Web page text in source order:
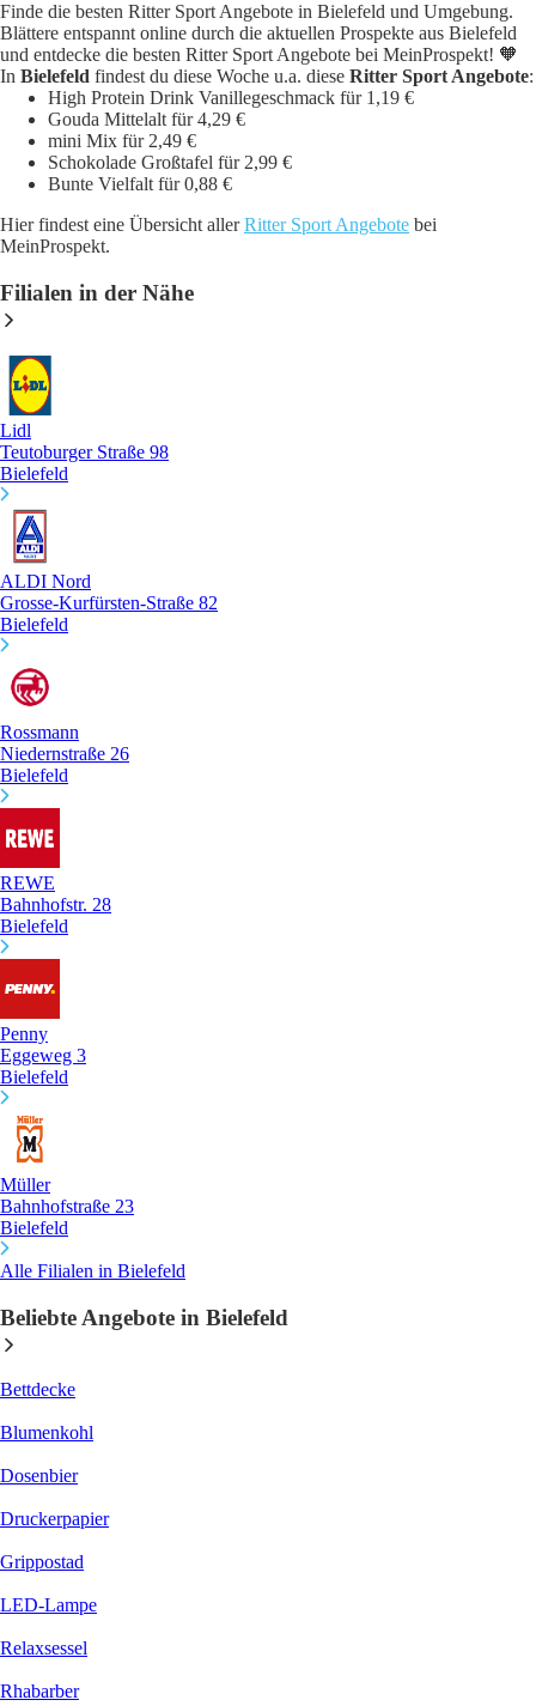
Finde die besten Ritter Sport Angebote in Bielefeld und Umgebung.
Blättere entspannt online durch die aktuellen Prospekte aus Bielefeld
und entdecke die besten Ritter Sport Angebote bei MeinProspekt! 🧡
In Bielefeld findest du diese Woche u.a. diese Ritter Sport Angebote:
High Protein Drink Vanillegeschmack für 1,19 €
Gouda Mittelalt für 4,29 €
mini Mix für 2,49 €
Schokolade Großtafel für 2,99 €
Bunte Vielfalt für 0,88 €
Hier findest eine Übersicht allerRitter Sport Angebote bei
MeinProspekt.
Filialen in der Nähe
Lidl
Teutoburger Straße 98
Bielefeld
ALDI Nord
Grosse-Kurfürsten-Straße 82
Bielefeld
Rossmann
Niedernstraße 26
Bielefeld
REWE
Bahnhofstr. 28
Bielefeld
Penny
Eggeweg 3
Bielefeld
Müller
Bahnhofstraße 23
Bielefeld
Alle Filialen in Bielefeld
Beliebte Angebote in Bielefeld
Bettdecke
Blumenkohl
Dosenbier
Druckerpapier
Grippostad
LED-Lampe
Relaxsessel
Rhabarber